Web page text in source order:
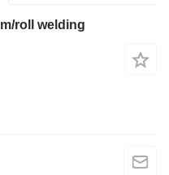
roll welding